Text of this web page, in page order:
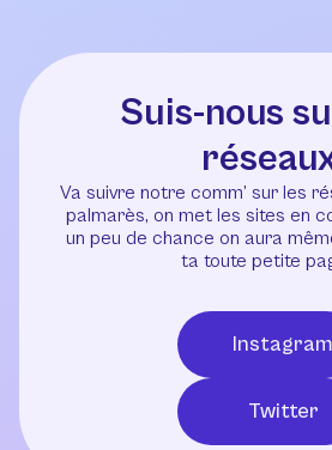
Suis-nous
Va suivre notre comm’ sur les
palmarès, on met les sites en
un peu de chance on aura
ta toute petite
Instagram
Twitter